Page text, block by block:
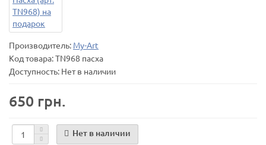
Производитель: My-Art
Код товара:TN968 пасха
Доступность: Нет в наличии
650 грн.
Нет в наличии